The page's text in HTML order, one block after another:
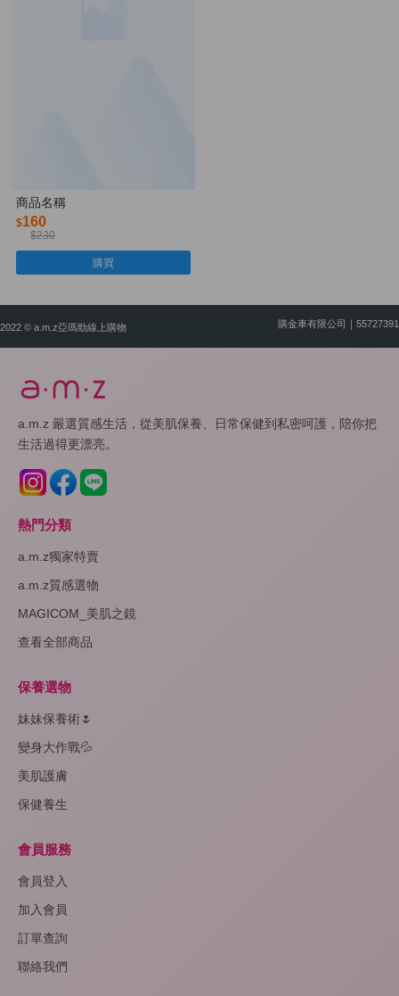
商品名稱
$160
$230
購買
2022 © a.m.z亞瑪勁線上購物 購金車有限公司｜55727391
a.m.z 嚴選質感生活，從美肌保養、日常保健到私密呵護，陪你把
生活過得更漂亮。
熱門分類
a.m.z獨家特賣
a.m.z質感選物
MAGICOM_美肌之鏡
查看全部商品
保養選物
妹妹保養術🌷
變身大作戰💦
美肌護膚
保健養生
會員服務
會員登入
加入會員
訂單查詢
聯絡我們